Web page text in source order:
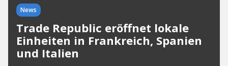
News
Trade Republic eröffnet lokale
Einheiten in Frankreich, Spanien
und Italien